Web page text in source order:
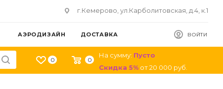
г.Кемерово, ул.Карболитовская, д.4, к.1
ВОЙТИ
АЭРОДИЗАЙН ДОСТАВКА
0 0
На сумму: Пусто
Скидка 5% от20 000 руб.